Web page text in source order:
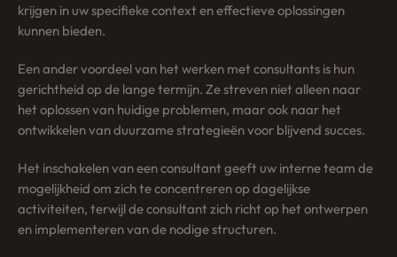
krijgen in uw specifieke context en effectieve oplossingen
kunnen bieden.
Een ander voordeel van het werken met consultants is hun
gerichtheid op de lange termijn. Ze streven niet alleen naar
het oplossen van huidige problemen, maar ook naar het
ontwikkelen van duurzame strategieën voor blijvend succes.
Het inschakelen van een consultant geeft uw interne team de
mogelijkheid om zich te concentreren op dagelijkse
activiteiten, terwijl de consultant zich richt op het ontwerpen
en implementeren van de nodige structuren.